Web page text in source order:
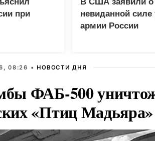
при
В США заявили о
невиданной силе
армии России
08:26 • НОВОСТИ ДНЯ
ФАБ-500
«Птиц Мадьяра»